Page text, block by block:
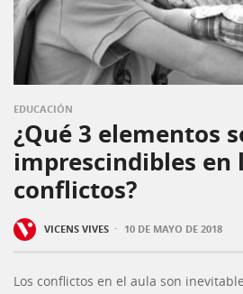
EDUCACIÓN
¿Qué 3 elementos
imprescindibles en
conflictos?
VICENS VIVES · 10 DE MAYO DE 2018
Los conflictos en el aula son